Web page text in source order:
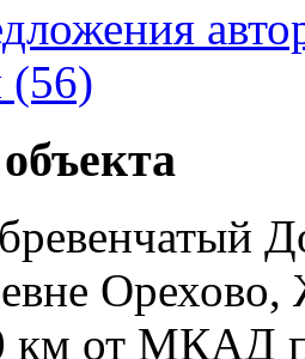
(56)
км от МКАД